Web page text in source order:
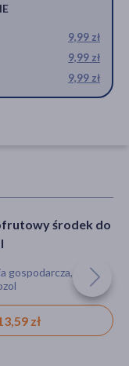
9,99 zł
9,99 zł
9,99 zł
środek do
gospodarcza, środki
zł